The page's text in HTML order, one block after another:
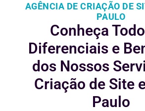
AGÊNCIA DE CRIAÇÃO DE
PAULO
Conheça
Diferenciais e
dos Nossos
Criação de Site
Paulo